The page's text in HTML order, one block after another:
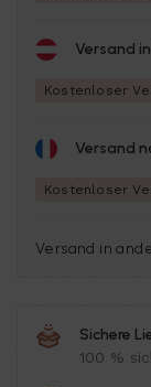
Versand
Kostenloser
Versand
Kostenloser
Versand in
Sichere
100 %